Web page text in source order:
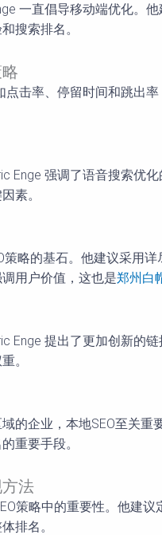
一直倡导移动端优化。
搜索排名。
点击率、停留时间和跳出
Enge 强调了语音搜索优
素。
策略的基石。他建议采用
用户价值，这也是郑州白
Enge 提出了更加创新的
。
的企业，本地SEO至关
重要手段。
法
策略中的重要性。他建
排名。